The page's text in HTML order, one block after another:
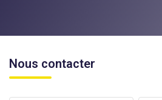
Nous contacter